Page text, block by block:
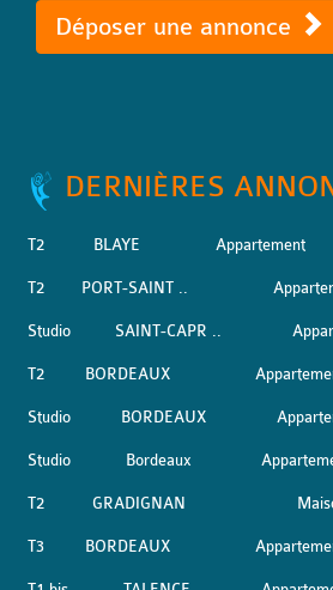
Déposer une annonce
DERNIÈRES
T2 BLAYE Appartement
T2 PORT-SAINT ..
Studio SAINT-CAPR ..
T2 BORDEAUX
Studio BORDEAUX
Studio Bordeaux
T2 GRADIGNAN
T3 BORDEAUX